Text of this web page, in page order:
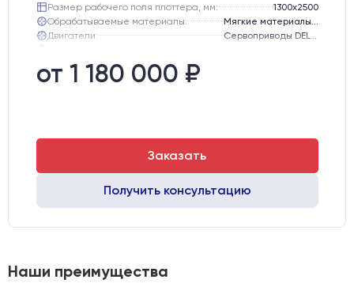
Размер рабочего поля плоттера, мм:
1300х2500
Обрабатываемые материалы:
Двигатели:
Станина:
Рабочая скорость, м/мин:
от 1 180 000 ₽
Заказать
Получить консультацию
Наши преимущества